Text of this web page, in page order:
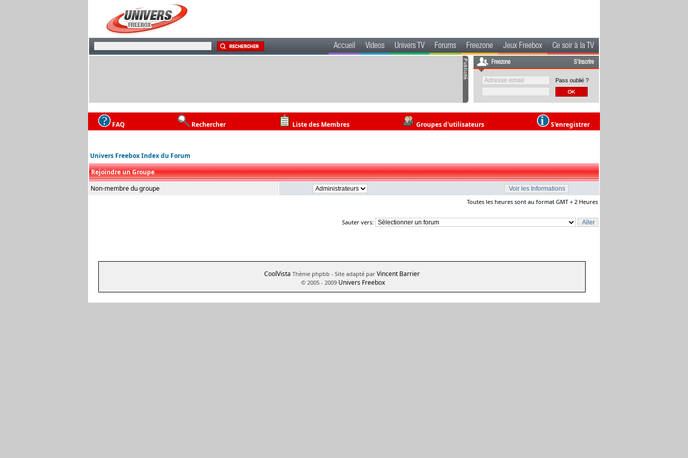
Accueil Videos Univers TV Forums Freezone Jeux Freebox Ce soir à la TV
Freezone S'inscrire
Pass oublié ?
FAQ Rechercher Liste des Membres Groupes d'utilisateurs S'enregistrer
Univers Freebox Index du Forum
Rejoindre un Groupe
Non-membre du groupe
Toutes les heures sont au format GMT + 2 Heures
Sauter vers:
CoolVista Thème phpbb - Site adapté par Vincent Barrier
© 2005 - 2009 Univers Freebox